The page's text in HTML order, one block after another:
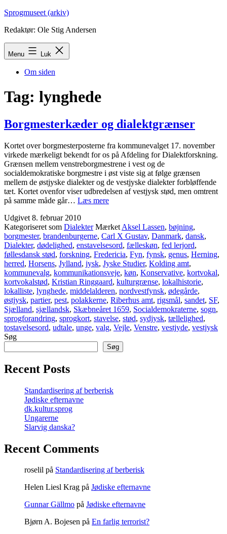
Fortsæt
indhold
Sprogmuseet (arkiv)
Redaktør: Ole Stig Andersen
Menu Luk
Om siden
Tag: lynghede
Borgmesterkæder og dialektgrænser
Kortet over borgmesterposterne fra kommunevalget 17. november
virkede mærkeligt bekendt for os på Afdeling for Dialektforskning.
Grænsen mellem venstreborgmestrene i vest og de
socialdemokratiske borgmestre i øst viste sig at følge grænsen
mellem de østjyske dialekter og de vestjyske dialekter forbløffende
tæt. Kortet ovenfor viser udbredelsen af vestjysk stød, men omtrent
på samme måde går… Læs mereBorgmesterkæder
Udgivet 8. februar 2010
Kategoriseret som Dialekter Mærket Aksel Lassen, bøjning,
borgmester, brandenburgerne, Carl X Gustav, Danmark, dansk,
Dialekter, dødelighed, enstavelsesord, fælleskøn, fed lerjord,
føllesdansk stød, forskning, Fredericia, Fyn, fynsk, genus, Herning,
herred, Horsens, Jylland, jysk, Jyske Studier, Kolding amt,
kommunevalg, kommunikationsveje, køn, Konservative, kortvokal,
kortvokalstød, Kristian Ringgaard, kulturgrænse, lokalhistorie,
lokalliste, lynghede, middelalderen, nordvestfynsk, ødegårde,
østjysk, partier, pest, polakkerne, Riberhus amt, rigsmål, sandet, SF,
Sjælland, sjællandsk, Skæbneåret 1659, Socialdemokraterne, sogn,
sprogforandring, sprogkort, stavelse, stød, sydjysk, tællelighed,
tostavelsesord, udtale, unge, valg, Vejle, Venstre, vestjyde, vestjysk
Søg
Søg
Recent Posts
Standardisering af berberisk
Jødiske efternavne
dk.kultur.sprog
Ungarerne
Slarvig danska?
Recent Comments
roselil på Standardisering af berberisk
Helen Liesl Krag på Jødiske efternavne
Gunnar Gällmo på Jødiske efternavne
Bjørn A. Bojesen på En farlig terrorist?